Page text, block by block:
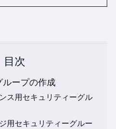
目次
ループの作成
ス用セキュリティーグル
用セキュリティーグルー